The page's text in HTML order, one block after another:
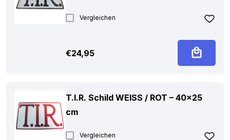
Vergleichen
€24,95
T.I.R. Schild WEISS / ROT – 40×25
cm
Vergleichen